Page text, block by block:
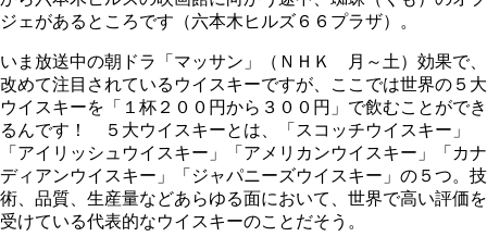
ジェがあるところです（六本木ヒルズ６６プラザ）。
いま放送中の朝ドラ「マッサン」（ＮＨＫ 月～土）効果で、
改めて注目されているウイスキーですが、ここでは世界の５大
ウイスキーを「１杯２００円から３００円」で飲むことができ
るんです！ ５大ウイスキーとは、「スコッチウイスキー」
「アイリッシュウイスキー」「アメリカンウイスキー」「カナ
ディアンウイスキー」「ジャパニーズウイスキー」の５つ。技
術、品質、生産量などあらゆる面において、世界で高い評価を
受けている代表的なウイスキーのことだそう。